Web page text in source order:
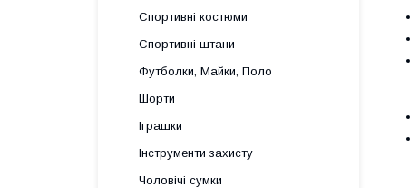
Спортивні костюми
Спортивні штани
Футболки, Майки, Поло
Шорти
Іграшки
Інструменти захисту
Чоловічі сумки